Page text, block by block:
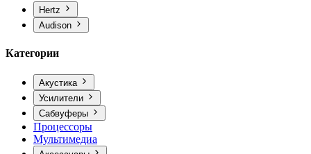
Hertz
Audison
Категории
Акустика
Усилители
Сабвуферы
Процессоры
Мультимедиа